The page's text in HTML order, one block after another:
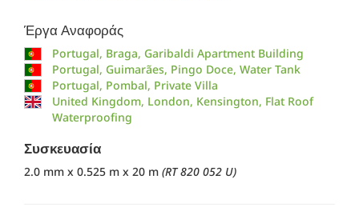
Έργα Αναφοράς
Portugal, Braga, Garibaldi Apartment Building
Portugal, Guimarães, Pingo Doce, Water Tank
Portugal, Pombal, Private Villa
United Kingdom, London, Kensington, Flat Roof
Waterproofing
Συσκευασία
2.0 mm x 0.525 m x 20 m (RT 820 052 U)